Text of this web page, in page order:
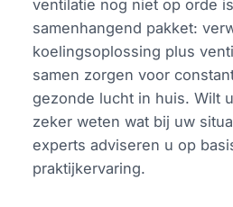
ventilatie nog niet op orde
samenhangend pakket:
koelingsoplossing plus
samen zorgen voor
gezonde lucht in huis. Wilt
zeker weten wat bij uw
experts adviseren u op
praktijkervaring.